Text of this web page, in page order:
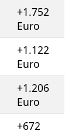
+1.752
Euro
+1.122
Euro
+1.206
Euro
+672